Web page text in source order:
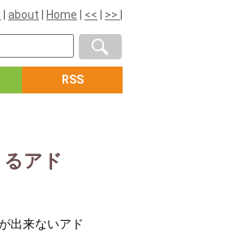
about Home << >>
RSS
アド
出来ないアド